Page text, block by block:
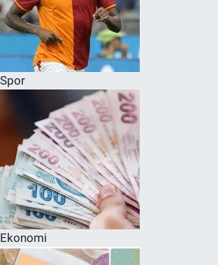
Spor
Ekonomi